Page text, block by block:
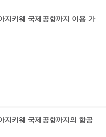
지키웨 국제공항까지 이용 가
지키웨 국제공항까지의 항공